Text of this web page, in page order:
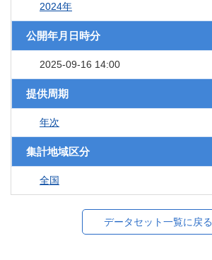
2024年
公開年月日時分
2025-09-16 14:00
提供周期
年次
集計地域区分
全国
データセット一覧に戻る